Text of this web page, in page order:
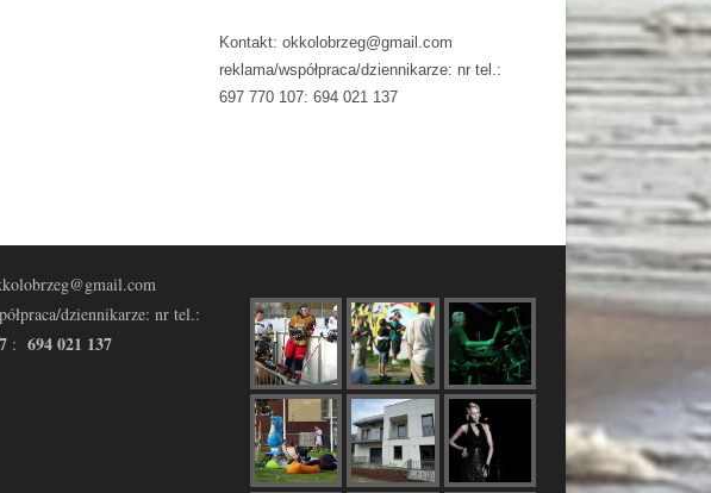
Kontakt: okkolobrzeg@gmail.com
reklama/współpraca/dziennikarze: nr tel.:
697 770 107: 694 021 137
dziennikarze: nr tel.:
: 694 021 137